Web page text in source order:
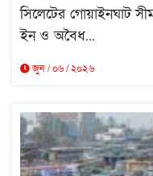
সিলেটের গোয়াইনঘাট
ইন ও অবৈধ...
জুন / ০৬ / ২০২৬